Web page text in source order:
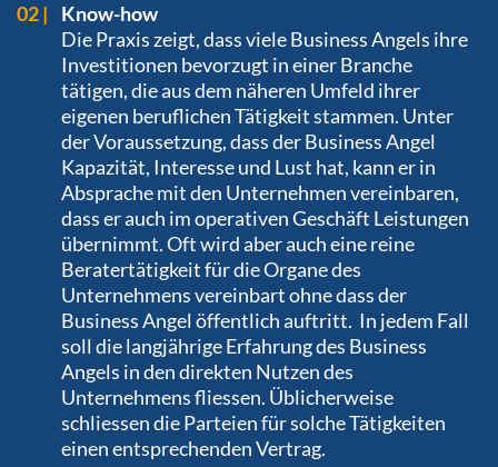
Know-how
Die Praxis zeigt, dass viele Business Angels ihre
Investitionen bevorzugt in einer Branche
tätigen, die aus dem näheren Umfeld ihrer
eigenen beruflichen Tätigkeit stammen. Unter
der Voraussetzung, dass der Business Angel
Kapazität, Interesse und Lust hat, kann er in
Absprache mit den Unternehmen vereinbaren,
dass er auch im operativen Geschäft Leistungen
übernimmt. Oft wird aber auch eine reine
Beratertätigkeit für die Organe des
Unternehmens vereinbart ohne dass der
Business Angel öffentlich auftritt. In jedem Fall
soll die langjährige Erfahrung des Business
Angels in den direkten Nutzen des
Unternehmens fliessen. Üblicherweise
schliessen die Parteien für solche Tätigkeiten
einen entsprechenden Vertrag.